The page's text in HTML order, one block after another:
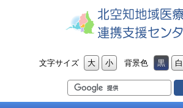
北空知地域医療介
センター
文字サイズ 大 小 背景色 黒 白